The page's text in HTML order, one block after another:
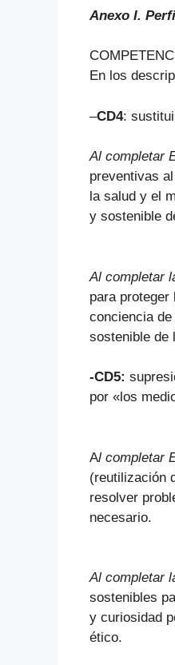
Anexo I.
En los
–CD4:
Al completar
preventivas
la salud y el
y sostenible
Al completar
para
conciencia
sostenible de
-CD5:
por «los
Al completar
(reutilización
resolver
necesario.
Al completar
sostenibles
y curiosidad
ético.